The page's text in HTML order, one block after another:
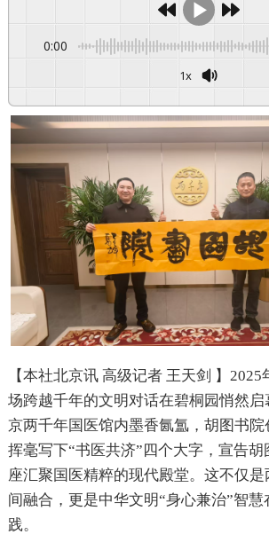
0:00
1x
【本社北京讯 高级记者 王天剑 】
场跨越千年的文明对话在碧桐园悄然
京两千年国医馆内墨香氤氲，胡图书院
挥毫写下“书医共济”四个大字，宣告
座汇聚国医精粹的现代殿堂。这不仅
间融合，更是中华文明“身心兼治”智
践。